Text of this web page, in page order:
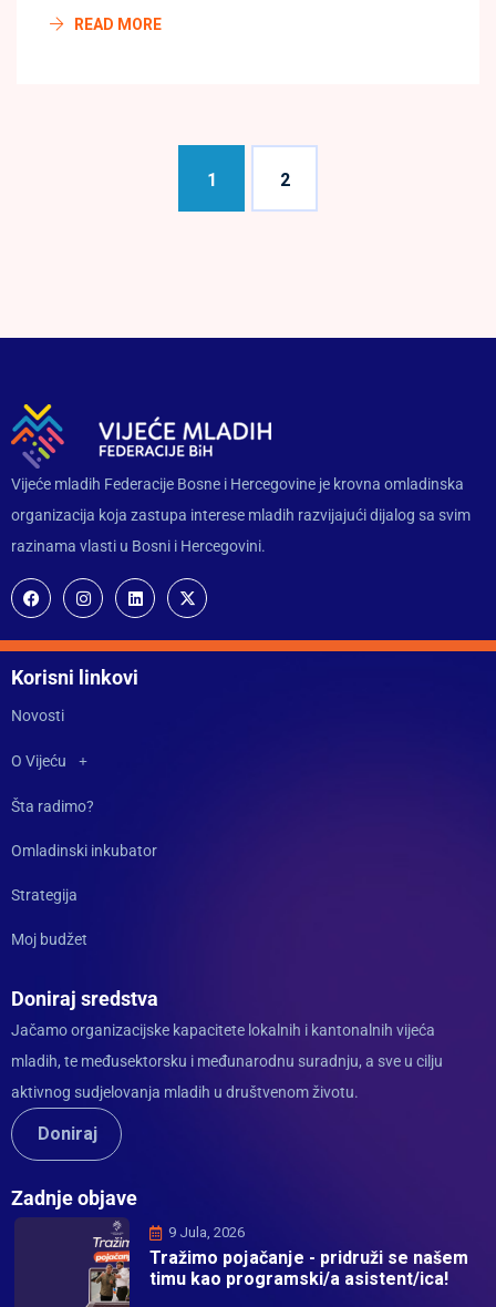
READ MORE
1 2
Vijeće mladih Federacije Bosne i Hercegovine je krovna omladinska
organizacija koja zastupa interese mladih razvijajući dijalog sa svim
razinama vlasti u Bosni i Hercegovini.
Korisni linkovi
Novosti
O Vijeću
Šta radimo?
Omladinski inkubator
Strategija
Moj budžet
Doniraj sredstva
Jačamo organizacijske kapacitete lokalnih i kantonalnih vijeća
mladih, te međusektorsku i međunarodnu suradnju, a sve u cilju
aktivnog sudjelovanja mladih u društvenom životu.
Doniraj
Zadnje objave
9 Jula, 2026
Tražimo pojačanje - pridruži se našem
timu kao programski/a asistent/ica!